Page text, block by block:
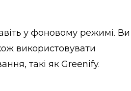
у фоновому режимі. Ви
використовувати
такі як Greenify.